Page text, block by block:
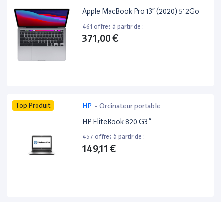
Apple MacBook Pro 13” (2020) 512Go
461 offres à partir de :
371,00 €
Top Produit HP - Ordinateur portable
HP EliteBook 820 G3 ”
457 offres à partir de :
149,11 €